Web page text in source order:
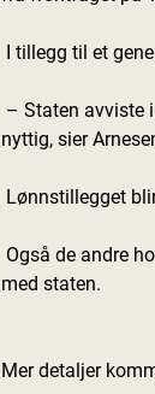
I tillegg til et
nyttig, sier
Lønnstillegget
med staten.
Mer detaljer